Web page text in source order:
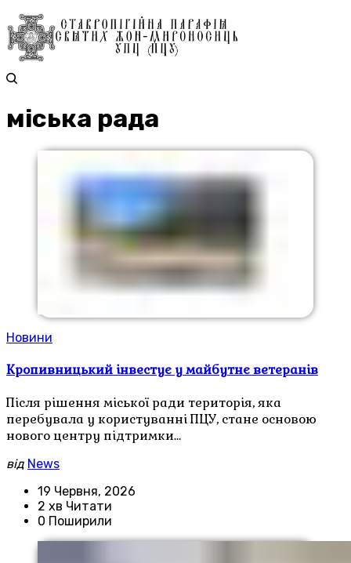
міська рада
Новини
Кропивницький інвестує у майбутнє ветеранів
Після рішення міської ради територія, яка
перебувала у користуванні ПЦУ, стане основою
нового центру підтримки…
від News
19 Червня, 2026
2 хв Читати
0 Поширили